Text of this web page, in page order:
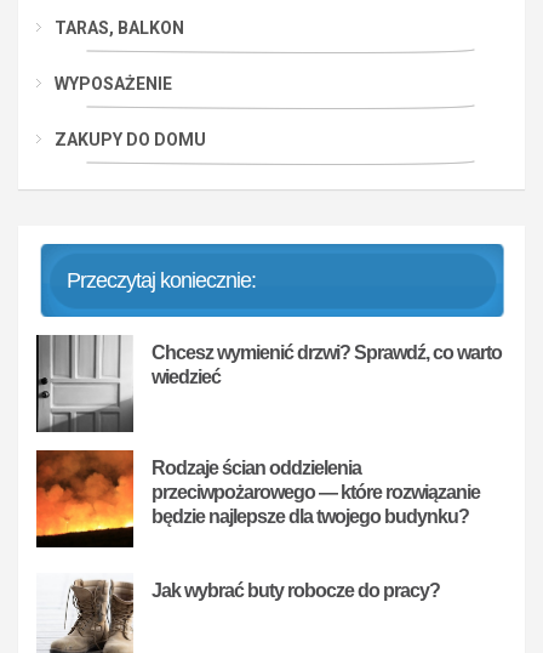
TARAS, BALKON
WYPOSAŻENIE
ZAKUPY DO DOMU
Przeczytaj koniecznie:
Chcesz wymienić drzwi? Sprawdź, co warto
wiedzieć
Rodzaje ścian oddzielenia
przeciwpożarowego — które rozwiązanie
będzie najlepsze dla twojego budynku?
Jak wybrać buty robocze do pracy?